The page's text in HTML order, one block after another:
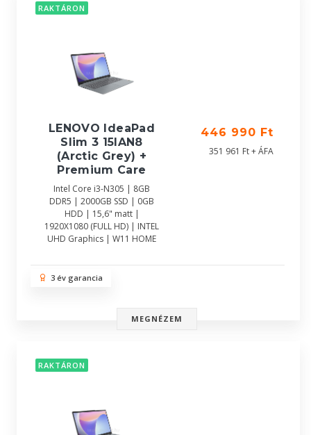
RAKTÁRON
LENOVO IdeaPad
Slim 3 15IAN8
(Arctic Grey) +
Premium Care
Intel Core i3-N305 | 8GB
DDR5 | 2000GB SSD | 0GB
HDD | 15,6" matt |
1920X1080 (FULL HD) | INTEL
UHD Graphics | W11 HOME
446 990 Ft
351 961 Ft + ÁFA
3 év garancia
MEGNÉZEM
RAKTÁRON